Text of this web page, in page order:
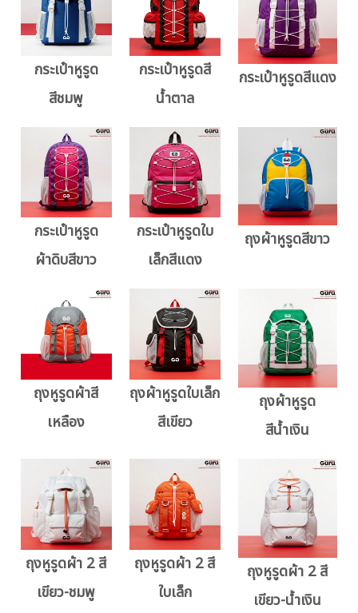
กระเป๋าหูรูด
สีชมพู
กระเป๋าหูรูดสี
น้ำตาล
กระเป๋าหูรูดสีแดง
กระเป๋าหูรูด
ผ้าดิบสีขาว
กระเป๋าหูรูดใบ
เล็กสีแดง
ถุงผ้าหูรูดสีขาว
ถุงหูรูดผ้าสี
เหลือง
ถุงผ้าหูรูดใบเล็ก
สีเขียว
ถุงผ้าหูรูด
สีน้ำเงิน
ถุงหูรูดผ้า 2 สี
เขียว-ชมพู
ถุงหูรูดผ้า 2 สี
ใบเล็ก
ถุงหูรูดผ้า 2 สี
เขียว-น้ำเงิน